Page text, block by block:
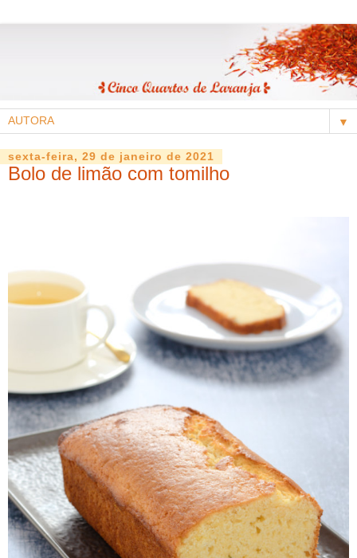
▼
sexta-feira, 29 de janeiro de 2021
Bolo de limão com tomilho